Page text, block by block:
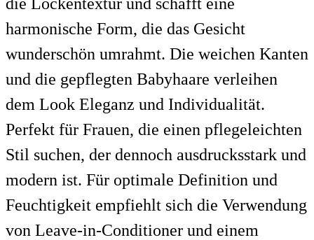
harmonische Form, die das Gesicht
wunderschön umrahmt. Die weichen Kanten
und die gepflegten Babyhaare verleihen
dem Look Eleganz und Individualität.
Perfekt für Frauen, die einen pflegeleichten
Stil suchen, der dennoch ausdrucksstark und
modern ist. Für optimale Definition und
Feuchtigkeit empfiehlt sich die Verwendung
von Leave-in-Conditioner und einem